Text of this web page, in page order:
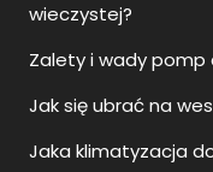
wieczystej?
Zalety i wady pomp
Jak się ubrać na
Jaka klimatyzacja